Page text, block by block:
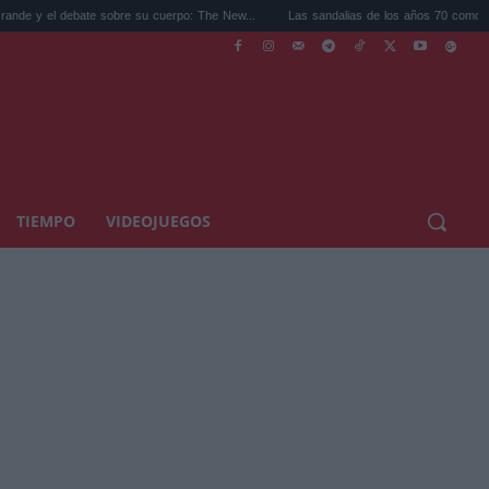
sobre su cuerpo: The New... Las sandalias de los años 70 como tendencia:
TIEMPO VIDEOJUEGOS